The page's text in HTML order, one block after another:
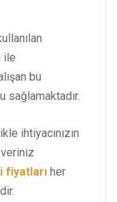
ile
bu
sağlamaktadır.
ihtiyacınızın
fiyatları her